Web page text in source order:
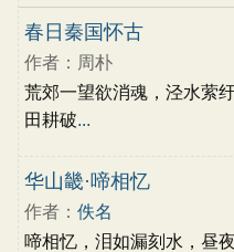
哲理 闺怨 悼亡 写
战争
读书
节日
七夕节
中秋节 重
古文观止
初中文言文
唐诗三百首
古诗三
春日秦国怀古
作者：周朴
荒郊一望欲消魂，泾水萦
田耕破...
华山畿·啼相忆
作者： 佚名
啼相忆，泪如漏刻水，昼